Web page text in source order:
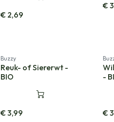
€ 2,69
€
Buzzy
Reuk- of Siererwt -
BIO
€3,99
-
€